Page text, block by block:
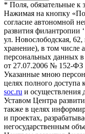
* Поля, обязательные к
Нажимая на кнопку
согласие автономной
развития филантропии
ул. Новослободская,
хранение), в том числе
персональных данных
от 27.07.2006 № 152-
Указанные мною
целях полного доступа
soc.ru и осуществления
Уставом Центра
также в целях
и проектах,
негосударственным